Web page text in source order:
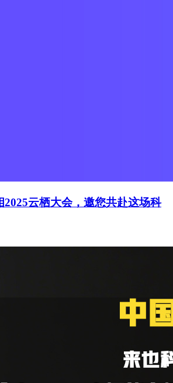
2025云栖大会，邀您共赴这场科